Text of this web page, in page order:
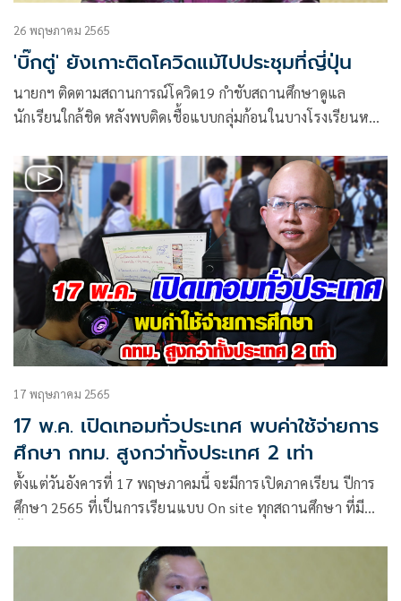
26 พฤษภาคม 2565
'บิ๊กตู่' ยังเกาะติดโควิดแม้ไปประชุมที่ญี่ปุ่น
นายกฯ ติดตามสถานการณ์โควิด19 กำชับสถานศึกษาดูแล
นักเรียนใกล้ชิด หลังพบติดเชื้อแบบกลุ่มก้อนในบางโรงเรียนหลัง
17 พฤษภาคม 2565
17 พ.ค. เปิดเทอมทั่วประเทศ พบค่าใช้จ่ายการ
ศึกษา กทม. สูงกว่าทั้งประเทศ 2 เท่า
ตั้งแต่วันอังคารที่ 17 พฤษภาคมนี้ จะมีการเปิดภาคเรียน ปีการ
ศึกษา 2565 ที่เป็นการเรียนแบบ On site ทุกสถานศึกษา ที่มี